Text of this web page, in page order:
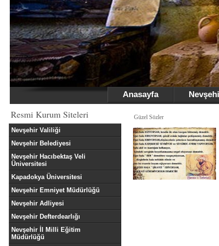
Anasayfa
Resmi Kurum Siteleri
Nevşehir Valiliği
Nevşehir Belediyesi
Nevşehir Hacıbektaş Veli
Üniversitesi
Kapadokya Üniversitesi
Nevşehir Emniyet Müdürlüğü
Nevşehir Adliyesi
Nevşehir Defterdearlığı
Nevşehir İl Milli Eğitim
Müdürlüğü
Güzel Sözler